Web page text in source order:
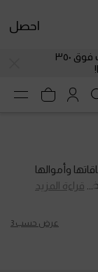
٣٥٠
٣٥٠
وأموالها
تشكيلتنا
التصاميم
قراءة المزيد
عرض حسب 3
احصل